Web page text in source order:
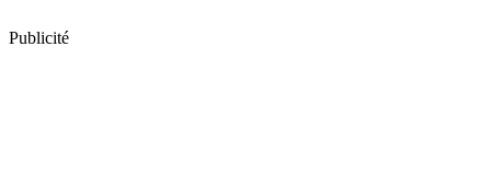
Publicité